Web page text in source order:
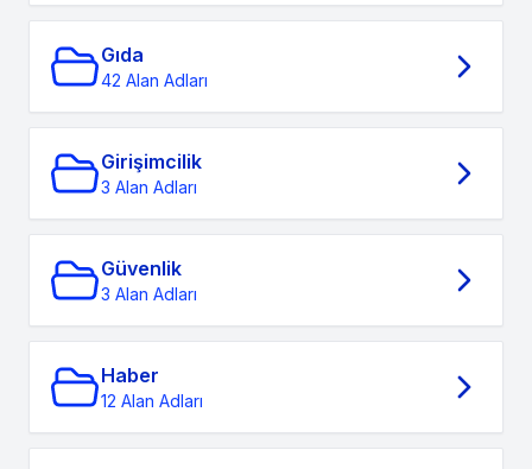
Gıda
42 Alan Adları
Girişimcilik
3 Alan Adları
Güvenlik
3 Alan Adları
Haber
12 Alan Adları